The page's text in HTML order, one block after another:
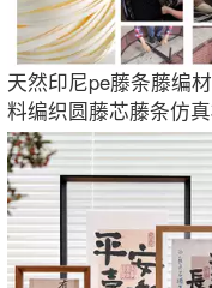
天然印尼pe藤条藤编
料编织圆藤芯藤条仿
假花藤条家居